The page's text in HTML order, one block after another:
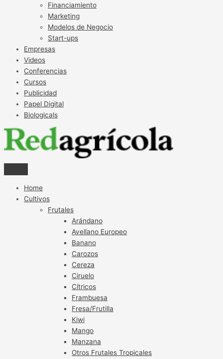
Financiamiento
Marketing
Modelos de Negocio
Start-ups
Empresas
Videos
Conferencias
Cursos
Publicidad
Papel Digital
Biologicals
Home
Cultivos
Frutales
Arándano
Avellano Europeo
Banano
Carozos
Cereza
Ciruelo
Cítricos
Frambuesa
Fresa/Frutilla
Kiwi
Mango
Manzana
Otros Frutales Tropicales